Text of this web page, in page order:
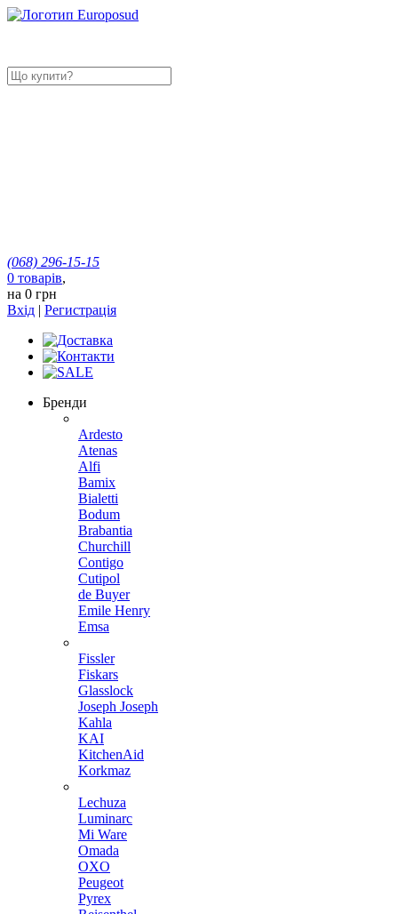
(068) 296-15-15
0 товарів,
на 0 грн
Вхід | Регистрація
Бренди
Ardesto
Atenas
Alfi
Bamix
Bialetti
Bodum
Brabantia
Churchill
Contigo
Cutipol
de Buyer
Emile Henry
Emsa
Fissler
Fiskars
Glasslock
Joseph Joseph
Kahla
KAI
KitchenAid
Korkmaz
Lechuza
Luminarc
Mi Ware
Omada
OXO
Peugeot
Pyrex